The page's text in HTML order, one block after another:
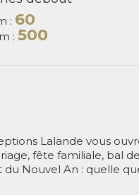
: 60
:500
Lalande vous
fête familiale, bal
Nouvel An : quelle